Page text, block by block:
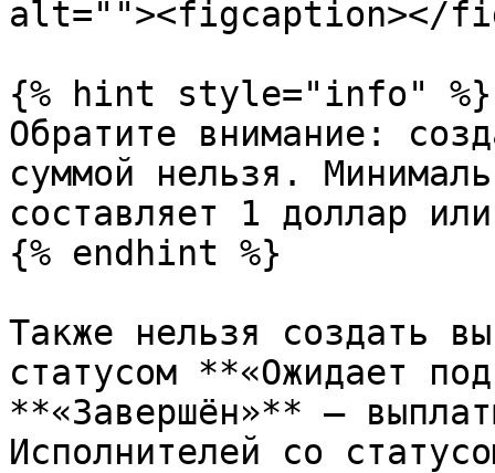
alt=""><figcaption></
{% hint style="info" %}
Обратите внимание:
суммой нельзя.
составляет 1 доллар
{% endhint %}
Также нельзя создать
статусом **«Ожидает
**«Завершён»** —
Исполнителей со